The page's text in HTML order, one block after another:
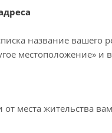
название вашего
местоположение» и
от места жительства